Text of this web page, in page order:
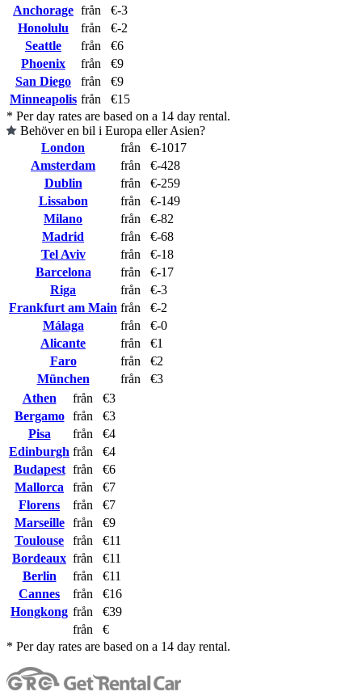
Anchorage från
€-3
Honolulu
från
€-2
Seattle
från
€6
Phoenix
från
€9
San Diego
från
€9
Minneapolis från
€15
* Per day rates are based on a 14 day rental.
Behöver en bil i Europa eller Asien?
London
från
€-1017
Amsterdam
från
€-428
Dublin
från
€-259
Lissabon
från
€-149
Milano
från
€-82
Madrid
från
€-68
Tel Aviv
från
€-18
Barcelona
från
€-17
Riga
från
€-3
Frankfurt am Main från
€-2
Málaga
från
€-0
Alicante
från
€1
Faro
från
€2
München
från
€3
Athen
från
€3
Bergamo
från
€3
Pisa
från
€4
Edinburgh från
€4
Budapest från
€6
Mallorca
från
€7
Florens
från
€7
Marseille
från
€9
Toulouse
från
€11
Bordeaux från
€11
Berlin
från
€11
Cannes
från
€16
Hongkong från
€39
från
€
* Per day rates are based on a 14 day rental.